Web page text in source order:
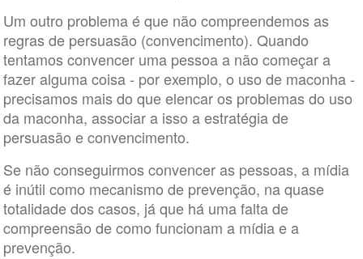
Um outro problema é que não compreendemos as
regras de persuasão (convencimento). Quando
tentamos convencer uma pessoa a não começar a
fazer alguma coisa - por exemplo, o uso de maconha -
precisamos mais do que elencar os problemas do uso
da maconha, associar a isso a estratégia de
persuasão e convencimento.
Se não conseguirmos convencer as pessoas, a mídia
é inútil como mecanismo de prevenção, na quase
totalidade dos casos, já que há uma falta de
compreensão de como funcionam a mídia e a
prevenção.